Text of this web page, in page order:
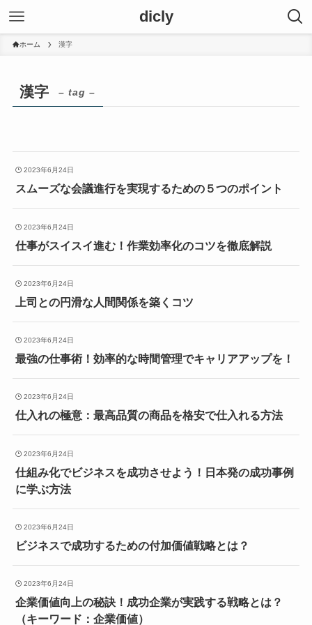
dicly
ホーム 漢字
漢字 – tag –
2023年6月24日
スムーズな会議進行を実現するための５つのポイント
2023年6月24日
仕事がスイスイ進む！作業効率化のコツを徹底解説
2023年6月24日
上司との円滑な人間関係を築くコツ
2023年6月24日
最強の仕事術！効率的な時間管理でキャリアアップを！
2023年6月24日
仕入れの極意：最高品質の商品を格安で仕入れる方法
2023年6月24日
仕組み化でビジネスを成功させよう！日本発の成功事例
に学ぶ方法
2023年6月24日
ビジネスで成功するための付加価値戦略とは？
2023年6月24日
企業価値向上の秘訣！成功企業が実践する戦略とは？
（キーワード：企業価値）